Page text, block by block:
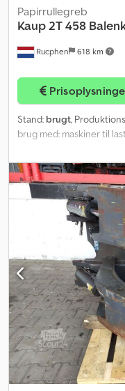
Rucphen 618 km
Papirrullegreb
Kaup2T 458
Stand: brugt,
brug med: maskiner til
Kontakt J.A.J. Jansen for